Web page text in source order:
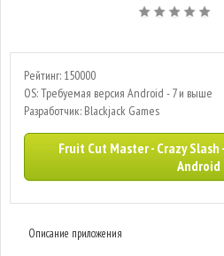
Рейтинг: 150000
OS: Требуемая версия Android - 7 и выше
Разработчик: Blackjack Games
Fruit Cut Master - Crazy
Android
Описание приложения